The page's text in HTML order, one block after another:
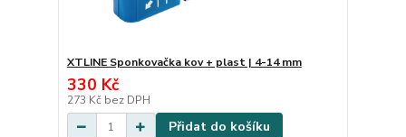
XTLINE Sponkovačka kov + plast | 4-14 mm
330 Kč
273 Kč bez DPH
Přidat do košíku